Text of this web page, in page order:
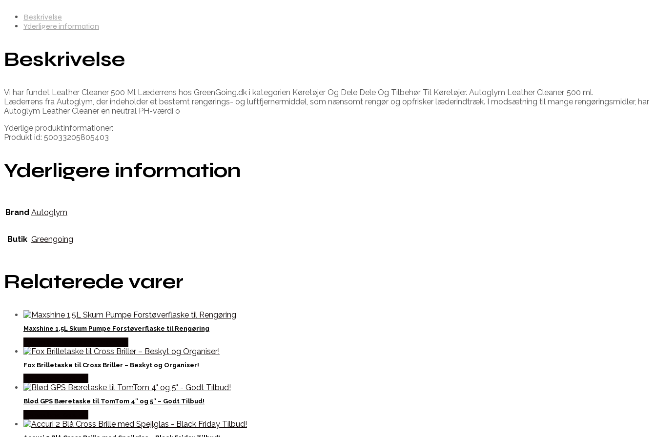
Beskrivelse
Yderligere information
Beskrivelse
Vi har fundet Leather Cleaner 500 Ml Læderrens hos GreenGoing.dk i kategorien Køretøjer Og Dele Dele Og Tilbehør Til Køretøjer. Autoglym Leather Cleaner, 500 ml.
Læderrens fra Autoglym, der indeholder et bestemt rengørings- og luftfjernermiddel, som nænsomt rengør og opfrisker læderindtræk. I modsætning til mange rengøringsmidler, har
Autoglym Leather Cleaner en neutral PH-værdi o
Yderlige produktinformationer:
Produkt id: 50033205805403
Yderligere information
Brand Autoglym
Butik Greengoing
Relaterede varer
Maxshine 1,5L Skum Pumpe Forstøverflaske til Rengøring
Fox Brilletaske til Cross Briller – Beskyt og Organiser!
Blød GPS Bæretaske til TomTom 4″ og 5″ – Godt Tilbud!